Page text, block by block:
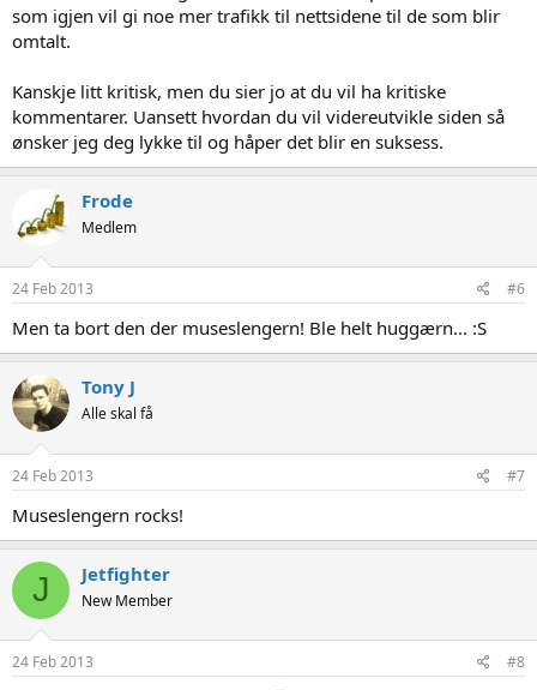
som igjen vil gi noe mer trafikk til nettsidene til de som blir
omtalt.
Kanskje litt kritisk, men du sier jo at du vil ha kritiske
kommentarer. Uansett hvordan du vil videreutvikle siden så
ønsker jeg deg lykke til og håper det blir en suksess.
Frode
Medlem
24 Feb 2013 #6
Men ta bort den der museslengern! Ble helt huggærn... :S
Tony J
Alle skal få
24 Feb 2013 #7
Museslengern rocks!
J Jetfighter
New Member
24 Feb 2013 #8